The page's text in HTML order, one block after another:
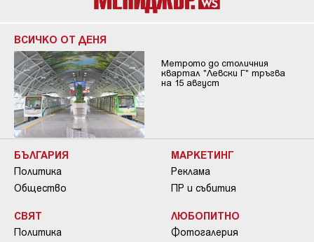
ВСИЧКО ОТ ДЕНЯ
Метрото до столичния
квартал "Левски Г" тръгва
на 15 август
БЪЛГАРИЯ
Политика
Общество
СВЯТ
Политика
МАРКЕТИНГ
Реклама
ПР и събития
ЛЮБОПИТНО
Фотогалерия